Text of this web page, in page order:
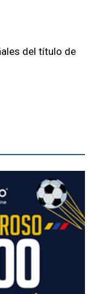
del título de